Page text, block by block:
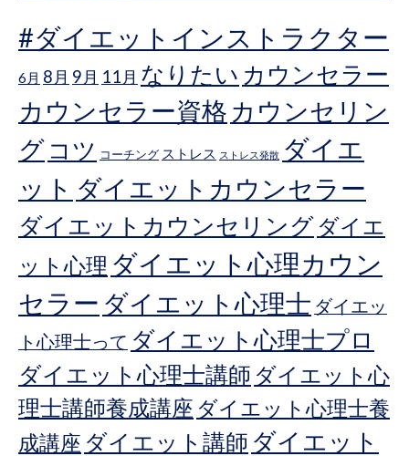
#ダイエットインストラクター
6月 8月 9月 11月 なりたい カウンセラー
カウンセラー資格 カウンセリン
グ コツ コーチング ストレス ストレス発散 ダイエ
ット ダイエットカウンセラー
ダイエットカウンセリングダイエ
ット心理 ダイエット心理カウン
セラー ダイエット心理士 ダイエッ
ト心理士って ダイエット心理士プロ
ダイエット心理士講師 ダイエット心
理士講師養成講座 ダイエット心理士養
成講座 ダイエット講師 ダイエット